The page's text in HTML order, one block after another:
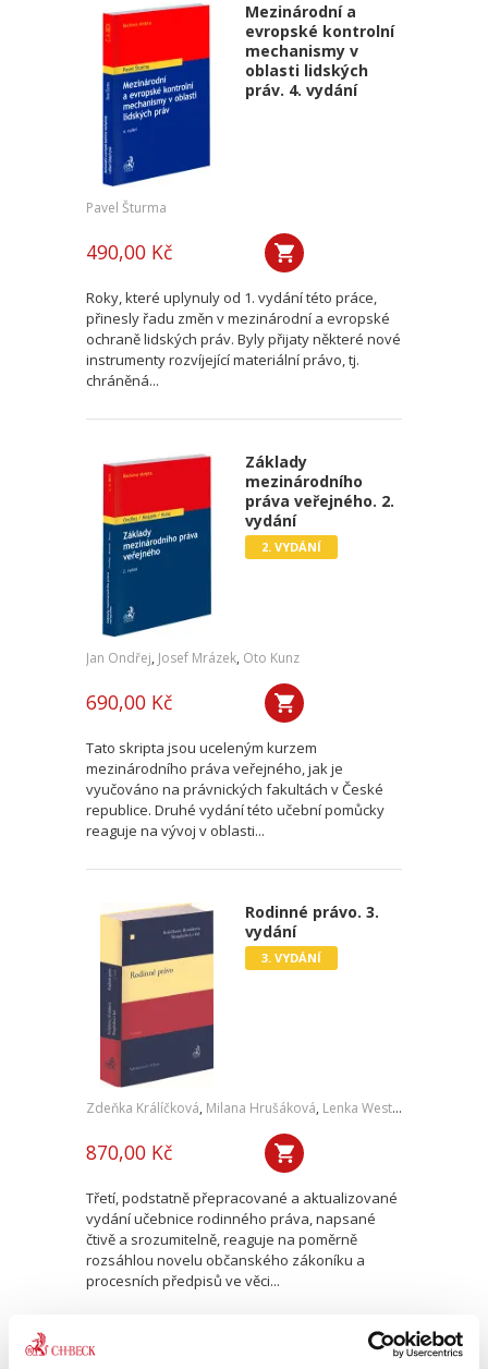
Mezinárodní a
evropské kontrolní
mechanismy v
oblasti lidských
práv. 4. vydání
Pavel Šturma
490,00 Kč
Roky, které uplynuly od 1. vydání této práce,
přinesly řadu změn v mezinárodní a evropské
ochraně lidských práv. Byly přijaty některé nové
instrumenty rozvíjející materiální právo, tj.
chráněná...
Základy
mezinárodního
práva veřejného. 2.
vydání
2. VYDÁNÍ
Jan Ondřej, Josef Mrázek, Oto Kunz
690,00 Kč
Tato skripta jsou uceleným kurzem
mezinárodního práva veřejného, jak je
vyučováno na právnických fakultách v České
republice. Druhé vydání této učební pomůcky
reaguje na vývoj v oblasti...
Rodinné právo. 3.
vydání
3. VYDÁNÍ
Zdeňka Králíčková, Milana Hrušáková, Lenka Westphalová
870,00 Kč
Třetí, podstatně přepracované a aktualizované
vydání učebnice rodinného práva, napsané
čtivě a srozumitelně, reaguje na poměrně
rozsáhlou novelu občanského zákoníku a
procesních předpisů ve věci...